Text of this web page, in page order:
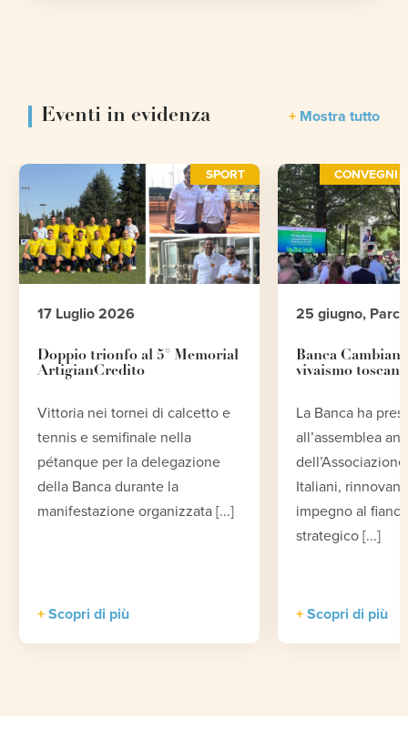
Eventi in evidenza Mostra tutto
SPORT
17 Luglio 2026
Doppio trionfo al 5° Memorial
ArtigianCredito
Vittoria nei tornei di calcetto e
tennis e semifinale nella
pétanque per la delegazione
della Banca durante la
manifestazione organizzata [...]
Scopri di più
CONVEGNI
25 giugno,
Banca
vivaismo toscano
La Banca ha
all’assemblea
Italiani,
impegno al
strategico [...]
Scopri di più